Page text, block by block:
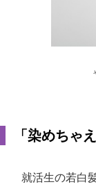
「染めちゃ
就活生の若白